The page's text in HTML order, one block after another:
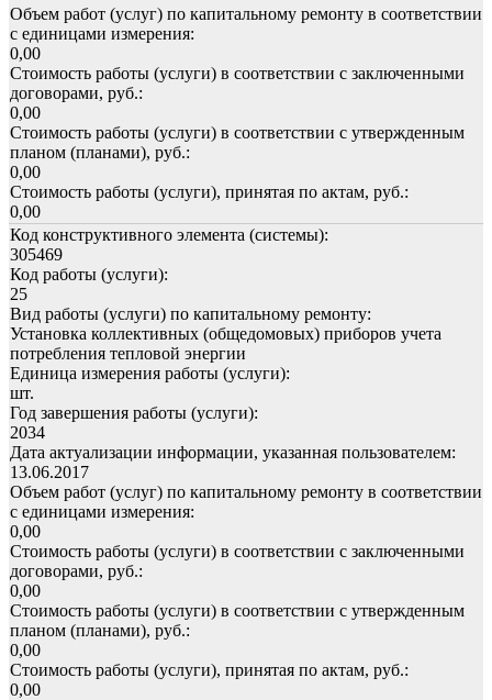
Объем работ (услуг) по капитальному ремонту в соответствии
с единицами измерения:
0,00
Стоимость работы (услуги) в соответствии с заключенными
договорами, руб.:
0,00
Стоимость работы (услуги) в соответствии с утвержденным
планом (планами), руб.:
0,00
Стоимость работы (услуги), принятая по актам, руб.:
0,00
Код конструктивного элемента (системы):
305469
Код работы (услуги):
25
Вид работы (услуги) по капитальному ремонту:
Установка коллективных (общедомовых) приборов учета
потребления тепловой энергии
Единица измерения работы (услуги):
шт.
Год завершения работы (услуги):
2034
Дата актуализации информации, указанная пользователем:
13.06.2017
Объем работ (услуг) по капитальному ремонту в соответствии
с единицами измерения:
0,00
Стоимость работы (услуги) в соответствии с заключенными
договорами, руб.:
0,00
Стоимость работы (услуги) в соответствии с утвержденным
планом (планами), руб.:
0,00
Стоимость работы (услуги), принятая по актам, руб.:
0,00